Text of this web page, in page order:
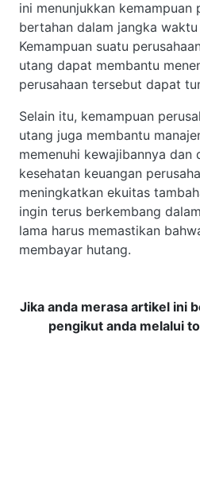
ini menunjukkan kemampuan
bertahan dalam jangka
Kemampuan suatu
utang dapat membantu
perusahaan tersebut dapat
Selain itu, kemampuan
utang juga membantu
memenuhi kewajibannya dan
kesehatan keuangan
meningkatkan ekuitas
ingin terus berkembang
lama harus memastikan
membayar hutang.
Jika anda merasa artikel ini
pengikut anda melalui